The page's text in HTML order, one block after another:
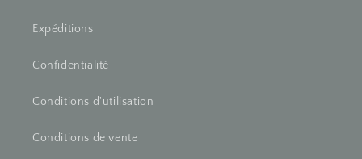
Expéditions
Confidentialité
Conditions d'utilisation
Conditions de vente